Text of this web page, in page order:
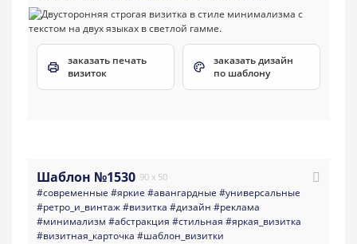
заказать печать
визиток
заказать дизайн
по шаблону
Шаблон №1530 90 x 50
#современные #яркие #авангардные #универсальные
#ретро_и_винтаж#визитка #дизайн #реклама
#минимализм #абстракция #стильная #яркая_визитка
#визитная_карточка #шаблон_визитки